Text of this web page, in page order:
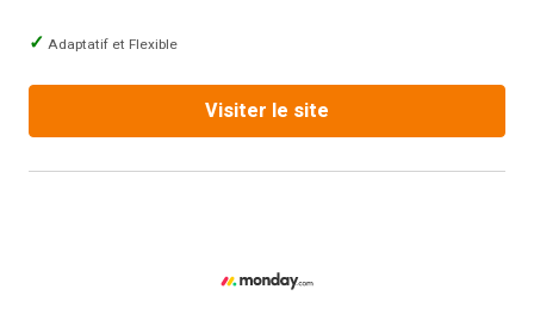
Adaptatif et Flexible
Visiter le site